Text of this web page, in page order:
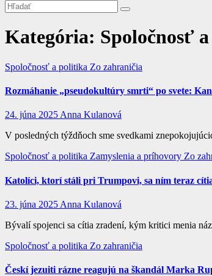
Kategória: Spoločnosť
Spoločnosť a politika Zo zahraničia
Rozmáhanie „pseudokultúry smrti“ po svete:
24. júna 2025Anna Kulanová
V posledných týždňoch sme svedkami
Spoločnosť a politika Zamyslenia a príhovory Zo
Katolíci, ktorí stáli pri Trumpovi, sa ním teraz
23. júna 2025 Anna Kulanová
Bývalí spojenci sa cítia zradení, kým kritici menia
Spoločnosť a politika Zo zahraničia
Českí jezuiti rázne reagujú na škandál Marka